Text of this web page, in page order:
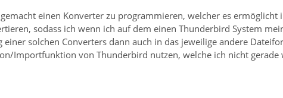
einen Konverter zu programmieren, welcher es ermöglicht
sodass ich wenn ich auf dem einen Thunderbird System
solchen Converters dann auch in das jeweilige andere
Importfunktion von Thunderbird nutzen, welche ich nicht